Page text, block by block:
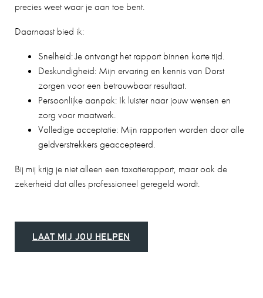
precies weet waar je aan toe bent.
Daarnaast bied ik:
Snelheid: Je ontvangt het rapport binnen korte tijd.
Deskundigheid: Mijn ervaring en kennis van Dorst
zorgen voor een betrouwbaar resultaat.
Persoonlijke aanpak: Ik luister naar jouw wensen en
zorg voor maatwerk.
Volledige acceptatie: Mijn rapporten worden door alle
geldverstrekkers geaccepteerd.
Bij mij krijg je niet alleen een taxatierapport, maar ook de
zekerheid dat alles professioneel geregeld wordt.
LAAT MIJ JOU HELPEN